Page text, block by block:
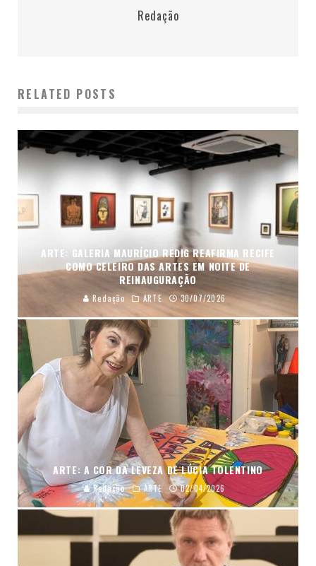
Redação
RELATED POSTS
ARTE: GALERIA MAURÍCIO REDIG REAFIRMA RECIFE
COMO CELEIRO DAS ARTES EM NOITE DE
REINAUGURAÇÃO
Redação ARTE 30/07/2026
ARTE: A COR DA LEVEZA DE LÚCIA TOLENTINO
Redação ARTE 02/04/2026